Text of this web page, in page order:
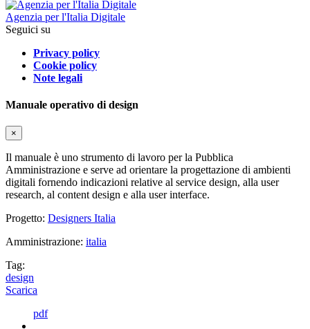
Agenzia per l'Italia Digitale
Seguici su
Privacy policy
Cookie policy
Note legali
Manuale operativo di design
×
Il manuale è uno strumento di lavoro per la Pubblica
Amministrazione e serve ad orientare la progettazione di ambienti
digitali fornendo indicazioni relative al service design, alla user
research, al content design e alla user interface.
Progetto: Designers Italia
Amministrazione: italia
Tag:
design
Scarica
pdf